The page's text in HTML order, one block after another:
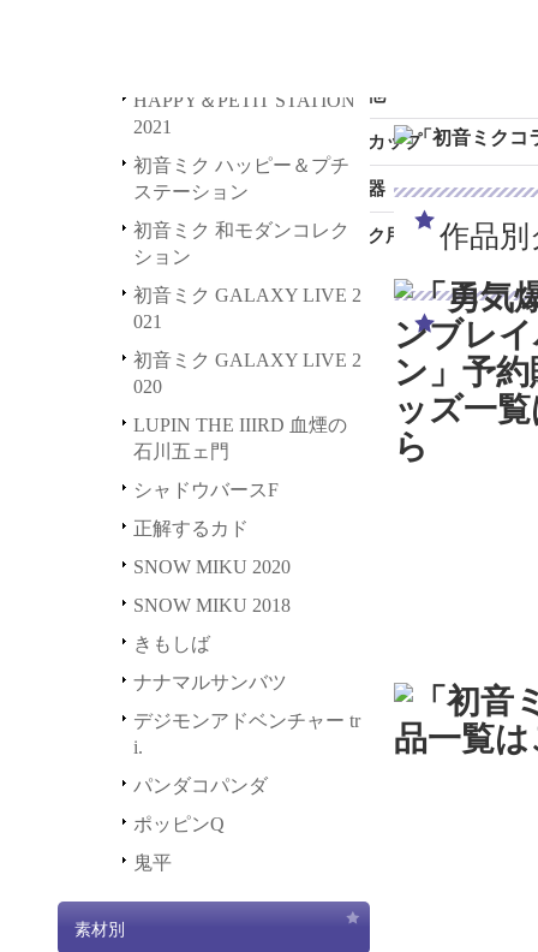
きもしば
デジモンアドベンチャー tri.
パンダコパンダ
その他
マグカップ
充電器
デスク用品
HAPPY＆PETIT STATION
2021
初音ミク ハッピー＆プチ
ステーション
初音ミク 和モダンコレク
ション
初音ミク GALAXY LIVE 2
021
初音ミク GALAXY LIVE 2
020
LUPIN THE IIIRD 血煙の
石川五ェ門
シャドウバースF
正解するカド
SNOW MIKU 2020
SNOW MIKU 2018
きもしば
ナナマルサンバツ
デジモンアドベンチャー tr
i.
パンダコパンダ
ポッピンQ
鬼平
素材別
い。
キャラ
（月）
とな
合わせ
降に
かけ
願い
いた
いた
作品